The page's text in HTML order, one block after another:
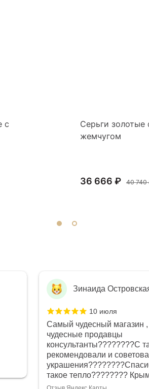
с
Серьги золотые
жемчугом
36 666 ₽ 40 740
Зинаида
10 июля
Самый чудесный магазин
чудесные продавцы
консультанты????????С
рекомендовали и
такое тепло????????